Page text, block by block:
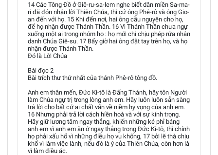
14 Các Tông Đồ ở Giê-ru-sa-lem nghe biết dân miền Sa-ma-
ri đã đón nhận lời Thiên Chúa, thì cử ông Phê-rô và ông Gio-
an đến với họ. 15 Khi đến nơi, hai ông cầu nguyện cho họ,
để họ nhận được Thánh Thần. 16 Vì Thánh Thần chưa ngự
xuống một ai trong nhóm họ : họ mới chỉ chịu phép rửa nhân
danh Chúa Giê-su. 17 Bấy giờ hai ông đặt tay trên họ, và họ
nhận được Thánh Thần.
Đó là Lời Chúa
Bài đọc 2
Bài trích thư thứ nhất của thánh Phê-rô tông đồ.
Anh em thân mến, Đức Ki-tô là Đấng Thánh, hãy tôn Người
làm Chúa ngự trị trong lòng anh em. Hãy luôn luôn sẵn sàng
trả lời cho bất cứ ai chất vấn về niềm hy vọng của anh em.
16 Nhưng phải trả lời cách hiền hoà và với sự kính trọng.
Hãy giữ lương tâm ngay thẳng, khiến những kẻ phỉ báng
anh em vì anh em ăn ở ngay thẳng trong Đức Ki-tô, thì chính
họ phải xấu hổ vì những điều họ vu khống, 17 bởi lẽ thà chịu
khổ vì làm việc lành, nếu đó là ý của Thiên Chúa, còn hơn là
vì làm điều ác.